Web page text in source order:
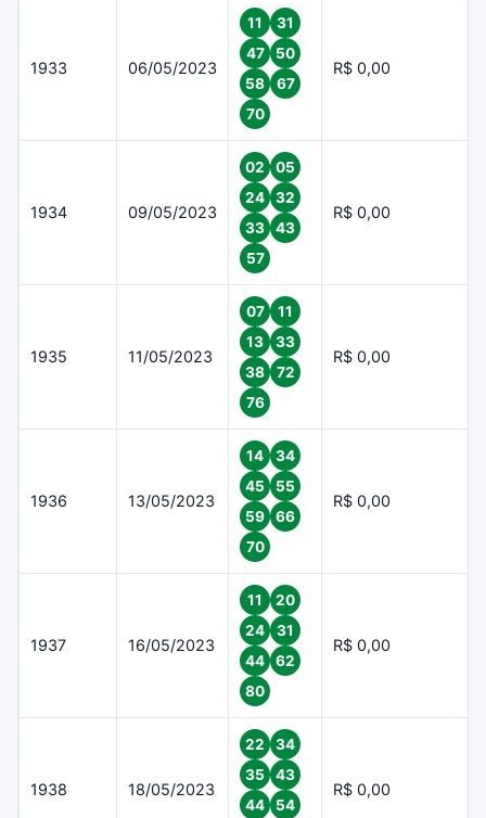
1933 06/05/2023
11
31
47
50
58
67
70
R$ 0,00
1934 09/05/2023
02
05
24
32
33
43
57
R$ 0,00
1935 11/05/2023
07
11
13
33
38
72
76
R$ 0,00
1936 13/05/2023
14
34
45
55
59
66
70
R$ 0,00
1937 16/05/2023
11
20
24
31
44
62
80
R$ 0,00
1938 18/05/2023
22
34
35
43
44
54
R$ 0,00